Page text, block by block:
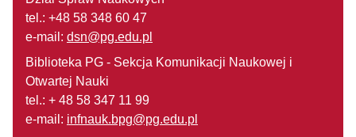
tel.: +48 58 348 60 47
e-mail: dsn@pg.edu.pl
Biblioteka PG - Sekcja Komunikacji Naukowej i
Otwartej Nauki
tel.: + 48 58 347 11 99
e-mail: infnauk.bpg@pg.edu.pl